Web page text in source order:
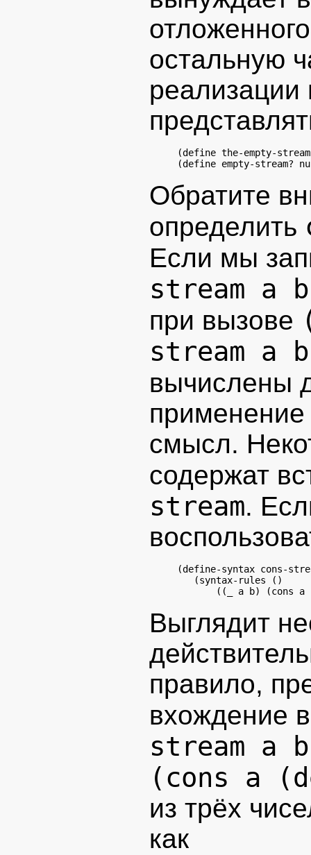
остальную
реализации
(define the-empty-
(define empty-stream?
Обратите
определить
Если мы
stream a
при вызове
stream a
вычислены
применение
смысл.
содержат
stream.
(define-syntax cons-
   (syntax-rules ()
Выглядит
правило,
вхождение
stream a
(cons a
из трёх
как